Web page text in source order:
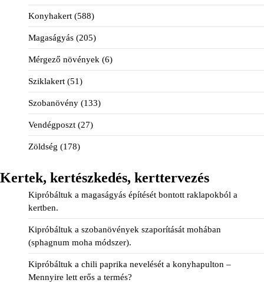
Konyhakert (588)
Magaságyás (205)
Mérgező növények (6)
Sziklakert (51)
Szobanövény (133)
Vendégposzt (27)
Zöldség (178)
Kertek, kertészkedés, kerttervezés
Kipróbáltuk a magaságyás építését bontott raklapokból a
kertben.
Kipróbáltuk a szobanövények szaporítását mohában
(sphagnum moha módszer).
Kipróbáltuk a chili paprika nevelését a konyhapulton –
Mennyire lett erős a termés?